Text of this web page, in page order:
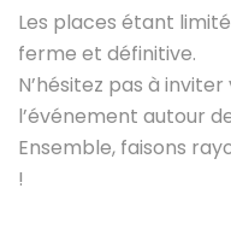
Les places étant
ferme et définitive.
N’hésitez pas à
l’événement autour
Ensemble, faisons
!